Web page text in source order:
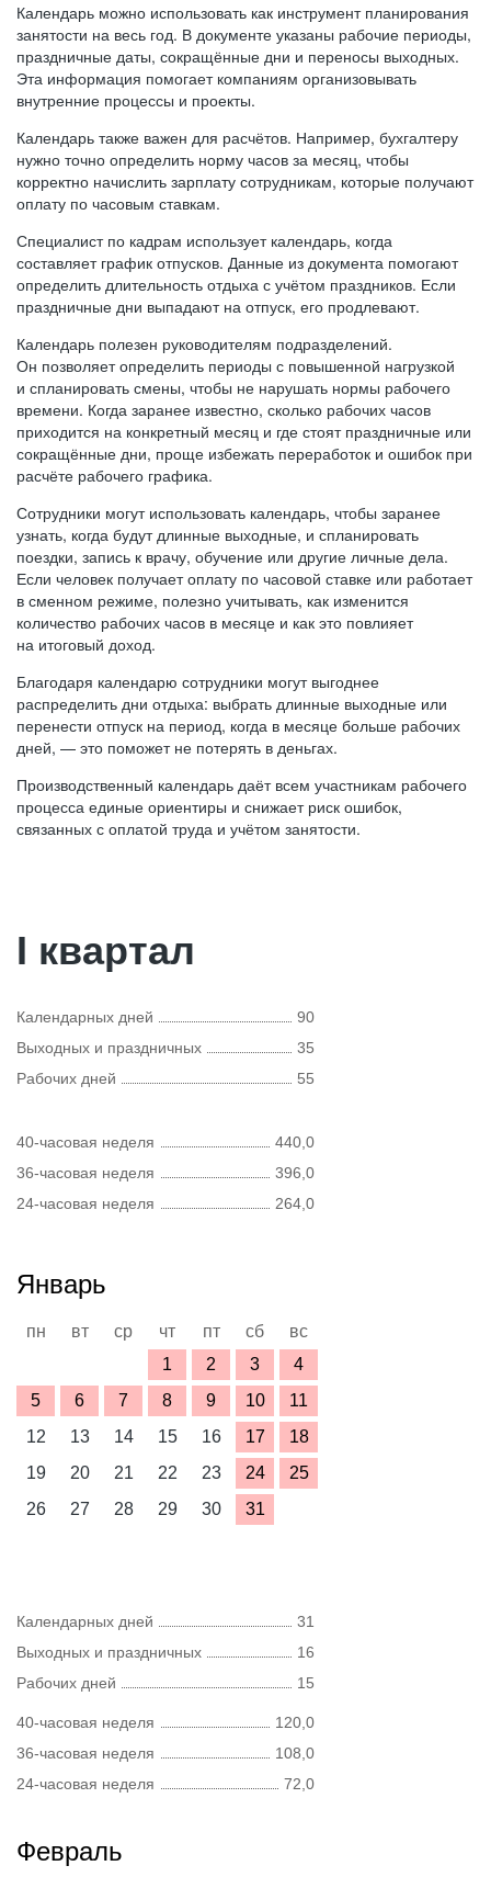
Календарь можно использовать как инструмент планирования
занятости на весь год. В документе указаны рабочие периоды,
праздничные даты, сокращённые дни и переносы выходных.
Эта информация помогает компаниям организовывать
внутренние процессы и проекты.
Календарь также важен для расчётов. Например, бухгалтеру
нужно точно определить норму часов за месяц, чтобы
корректно начислить зарплату сотрудникам, которые получают
оплату по часовым ставкам.
Специалист по кадрам использует календарь, когда
составляет график отпусков. Данные из документа помогают
определить длительность отдыха с учётом праздников. Если
праздничные дни выпадают на отпуск, его продлевают.
Календарь полезен руководителям подразделений.
Он позволяет определить периоды с повышенной нагрузкой
и спланировать смены, чтобы не нарушать нормы рабочего
времени. Когда заранее известно, сколько рабочих часов
приходится на конкретный месяц и где стоят праздничные или
сокращённые дни, проще избежать переработок и ошибок при
расчёте рабочего графика.
Сотрудники могут использовать календарь, чтобы заранее
узнать, когда будут длинные выходные, и спланировать
поездки, запись к врачу, обучение или другие личные дела.
Если человек получает оплату по часовой ставке или работает
в сменном режиме, полезно учитывать, как изменится
количество рабочих часов в месяце и как это повлияет
на итоговый доход.
Благодаря календарю сотрудники могут выгоднее
распределить дни отдыха: выбрать длинные выходные или
перенести отпуск на период, когда в месяце больше рабочих
дней, — это поможет не потерять в деньгах.
Производственный календарь даёт всем участникам рабочего
процесса единые ориентиры и снижает риск ошибок,
связанных с оплатой труда и учётом занятости.
I квартал
Календарных дней
90
Выходных и праздничных
35
Рабочих дней
55
40-часовая неделя
440,0
36-часовая неделя
396,0
24-часовая неделя
264,0
Январь
пн вт ср чт пт сб
вс
1
2 3
4
5
6 7 8 9 10
11
12
13 14 15 16 17
18
19
20 21 22 23 24
25
26
27 28 29 30 31
Календарных дней
31
Выходных и праздничных
16
Рабочих дней
15
40-часовая неделя
120,0
36-часовая неделя
108,0
24-часовая неделя
72,0
Февраль